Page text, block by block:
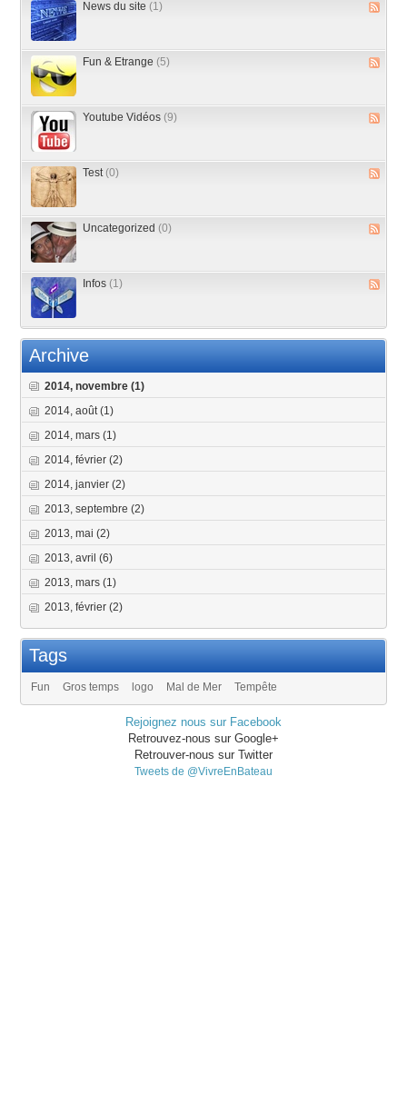
News du site (1)
Fun & Etrange (5)
Youtube Vidéos (9)
Test (0)
Uncategorized (0)
Infos (1)
Archive
2014, novembre(1)
2014, août(1)
2014, mars(1)
2014, février(2)
2014, janvier(2)
2013, septembre(2)
2013, mai(2)
2013, avril(6)
2013, mars(1)
2013, février(2)
Tags
Fun Gros temps logo Mal de Mer Tempête
Rejoignez nous sur Facebook
Retrouvez-nous sur Google+
Retrouver-nous sur Twitter
Tweets de @VivreEnBateau